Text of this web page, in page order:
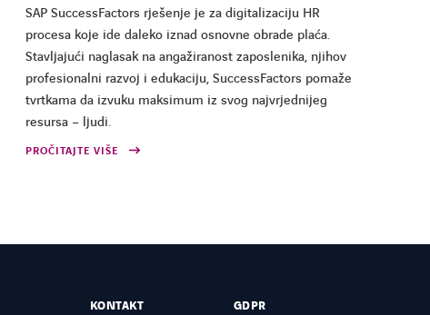
SAP SuccessFactors rješenje je za digitalizaciju HR
procesa koje ide daleko iznad osnovne obrade plaća.
Stavljajući naglasak na angažiranost zaposlenika, njihov
profesionalni razvoj i edukaciju, SuccessFactors pomaže
tvrtkama da izvuku maksimum iz svog najvrjednijeg
resursa – ljudi.
PROČITAJTE VIŠE
KONTAKT GDPR